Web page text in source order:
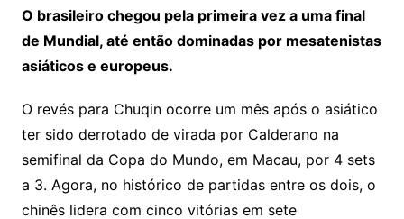
O brasileiro chegou pela primeira vez a uma final
de Mundial, até então dominadas por mesatenistas
asiáticos e europeus.
O revés para Chuqin ocorre um mês após o asiático
ter sido derrotado de virada por Calderano na
semifinal da Copa do Mundo, em Macau, por 4 sets
a 3. Agora, no histórico de partidas entre os dois, o
chinês lidera com cinco vitórias em sete